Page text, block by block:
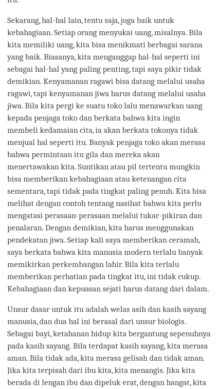
Sekarang, hal-hal lain, tentu saja, juga baik untuk
kebahagiaan. Setiap orang menyukai uang, misalnya. Bila
kita memiliki uang, kita bisa menikmati berbagai sarana
yang baik. Biasanya, kita menganggap hal-hal seperti ini
sebagai hal-hal yang paling penting, tapi saya pikir tidak
demikian. Kenyamanan ragawi bisa datang melalui usaha
ragawi, tapi kenyamanan jiwa harus datang melalui usaha
jiwa. Bila kita pergi ke suatu toko lalu menawarkan uang
kepada penjaga toko dan berkata bahwa kita ingin
membeli kedamaian cita, ia akan berkata tokonya tidak
menjual hal seperti itu. Banyak penjaga toko akan merasa
bahwa permintaan itu gila dan mereka akan
menertawakan kita. Suntikan atau pil tertentu mungkin
bisa memberikan kebahagiaan atau ketenangan cita
sementara, tapi tidak pada tingkat paling penuh. Kita bisa
melihat dengan contoh tentang nasihat bahwa kita perlu
mengatasi perasaan-perasaan melalui tukar-pikiran dan
penalaran. Dengan demikian, kita harus menggunakan
pendekatan jiwa. Setiap kali saya memberikan ceramah,
saya berkata bahwa kita manusia modern terlalu banyak
memikirkan perkembangan lahir. Bila kita terlalu
memberikan perhatian pada tingkat itu, ini tidak cukup.
Kebahagiaan dan kepuasan sejati harus datang dari dalam.
Unsur dasar untuk itu adalah welas asih dan kasih sayang
manusia, dan dua hal ini berasal dari unsur biologis.
Sebagai bayi, ketahanan hidup kita bergantung sepenuhnya
pada kasih sayang. Bila terdapat kasih sayang, kita merasa
aman. Bila tidak ada, kita merasa gelisah dan tidak aman.
Jika kita terpisah dari ibu kita, kita menangis. Jika kita
berada di lengan ibu dan dipeluk erat, dengan hangat, kita